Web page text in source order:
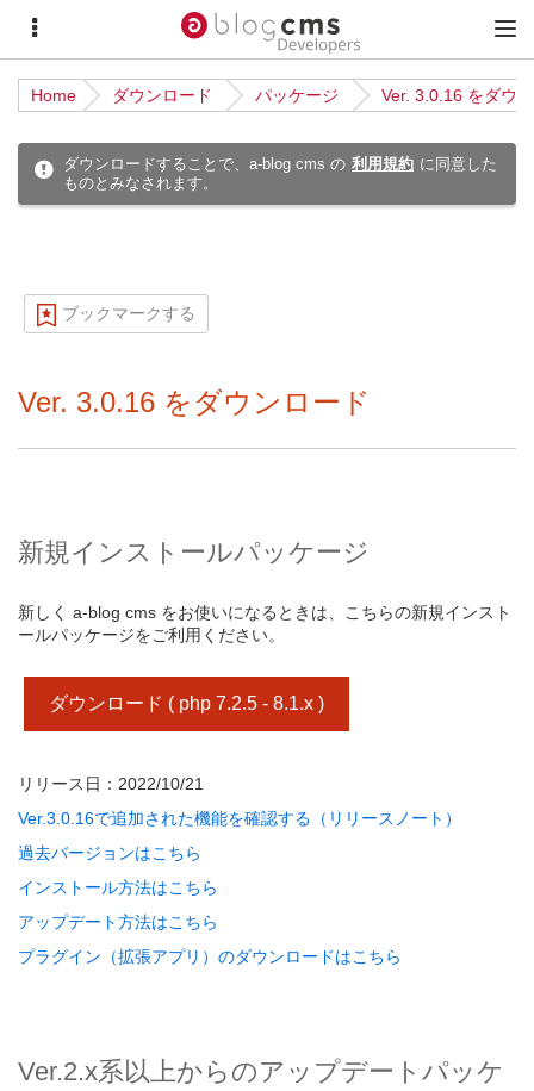
サ
イ
ド
メ
ニ
メ
イ
ン
メ
Home ダウンロード パッケージ Ver. 3.0.16 をダウ
ダウンロードすることで、a-blog cms の 利用規約 に同意した
ものとみなされます。
ブックマークする
Ver. 3.0.16 をダウンロード
新規インストールパッケージ
新しく a-blog cms をお使いになるときは、こちらの新規インスト
ールパッケージをご利用ください。
ダウンロード ( php 7.2.5 - 8.1.x )
リリース日：2022/10/21
Ver.3.0.16で追加された機能を確認する（リリースノート）
過去バージョンはこちら
インストール方法はこちら
アップデート方法はこちら
プラグイン（拡張アプリ）のダウンロードはこちら
Ver.2.x系以上からのアップデートパッケ